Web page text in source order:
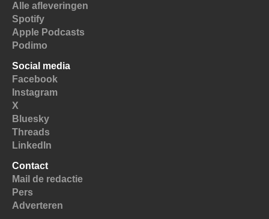
Alle afleveringen
Spotify
Apple Podcasts
Podimo
Social media
Facebook
Instagram
X
Bluesky
Threads
LinkedIn
Contact
Mail de redactie
Pers
Adverteren